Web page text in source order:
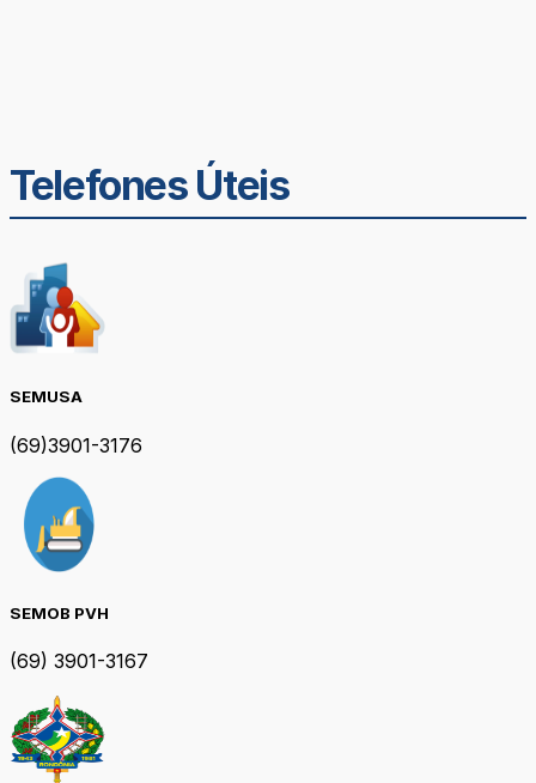
Telefones Úteis
SEMUSA
(69)3901-3176
SEMOB PVH
(69) 3901-3167